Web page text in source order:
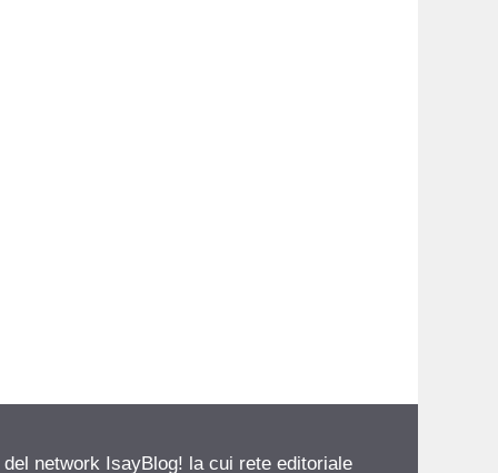
network IsayBlog! la cui rete editoriale